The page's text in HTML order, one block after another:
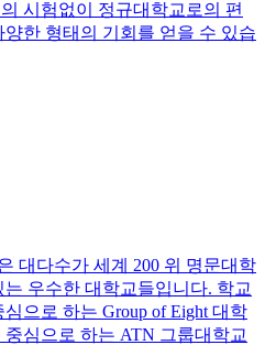
시험없이 정규대학교로의 편
한 형태의 기회를 얻을 수 있습
대다수가 세계 200 위 명문대학
는 우수한 대학교들입니다. 학교
으로 하는 Group of Eight 대학
중심으로 하는 ATN 그룹대학교